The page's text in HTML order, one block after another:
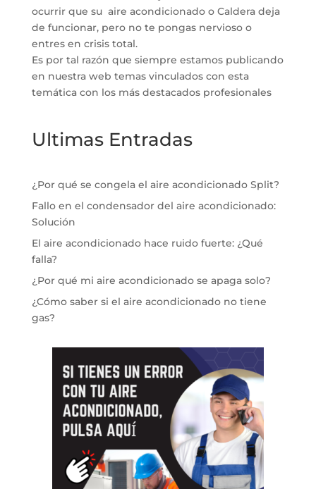
ocurrir que su aire acondicionado o Caldera deja
de funcionar, pero no te pongas nervioso o
entres en crisis total.
Es por tal razón que siempre estamos publicando
en nuestra web temas vinculados con esta
temática con los más destacados profesionales
Ultimas Entradas
¿Por qué se congela el aire acondicionado Split?
Fallo en el condensador del aire acondicionado:
Solución
El aire acondicionado hace ruido fuerte: ¿Qué
falla?
¿Por qué mi aire acondicionado se apaga solo?
¿Cómo saber si el aire acondicionado no tiene
gas?